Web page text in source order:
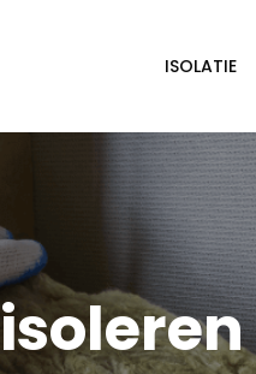
ISOLATIE